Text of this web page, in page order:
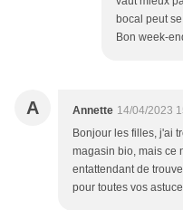
bocal peut
Bon week-
A Annette 14/04/2023
Bonjour les filles, j'ai
magasin bio, mais ce
entattendant de
pour toutes vos